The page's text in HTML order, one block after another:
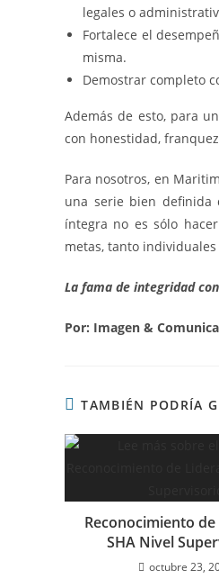
legales o
Fortalece el
misma.
Demostrar completo
Además de esto, para
con honestidad,
Para nosotros, en
una serie bien definida
íntegra no es sólo
metas, tanto
La fama de integridad
Por: Imagen &
TAMBIÉN PODRÍA
Reconocimiento
SHA Nivel
octubre 23,